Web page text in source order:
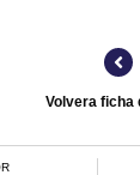
Volvera ficha